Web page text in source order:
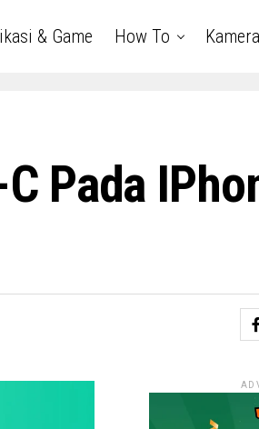
& Game How To Kamera
Pada